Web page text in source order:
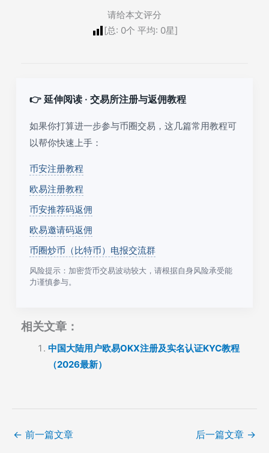
请给本文评分
[总: 0个 平均: 0星]
👉 延伸阅读 · 交易所注册与返佣教程
如果你打算进一步参与币圈交易，这几篇常用教程可
以帮你快速上手：
币安注册教程
欧易注册教程
币安推荐码返佣
欧易邀请码返佣
币圈炒币（比特币）电报交流群
风险提示：加密货币交易波动较大，请根据自身风险承受能
力谨慎参与。
相关文章：
中国大陆用户欧易OKX注册及实名认证KYC教程
（2026最新）
← 前一篇文章 后一篇文章 →